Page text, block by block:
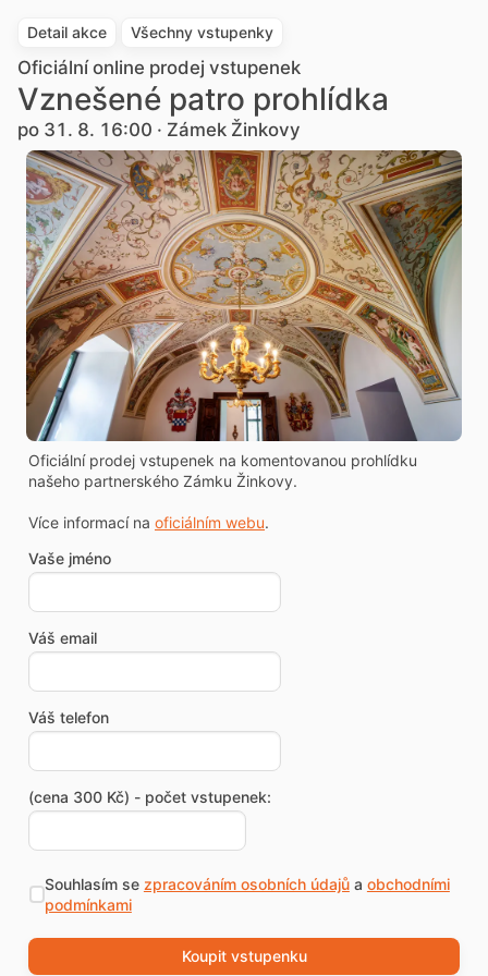
Detail akce Všechny vstupenky
Oficiální online prodej vstupenek
Vznešené patro prohlídka
po 31. 8. 16:00 · Zámek Žinkovy
Oficiální prodej vstupenek na komentovanou prohlídku
našeho partnerského Zámku Žinkovy.
Více informací na oficiálním webu.
Vaše jméno
Váš email
Váš telefon
(cena 300 Kč) - počet vstupenek:
Souhlasím se zpracováním osobních údajůa obchodními
podmínkami
Koupit vstupenku